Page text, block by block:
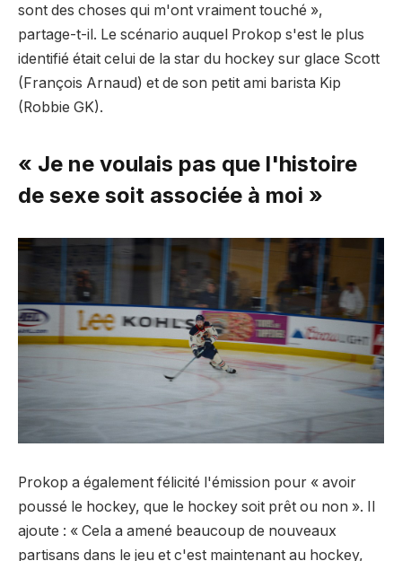
sont des choses qui m'ont vraiment touché »,
partage-t-il. Le scénario auquel Prokop s'est le plus
identifié était celui de la star du hockey sur glace Scott
(François Arnaud) et de son petit ami barista Kip
(Robbie GK).
« Je ne voulais pas que l'histoire
de sexe soit associée à moi »
Prokop a également félicité l'émission pour « avoir
poussé le hockey, que le hockey soit prêt ou non ». Il
ajoute : « Cela a amené beaucoup de nouveaux
partisans dans le jeu et c'est maintenant au hockey,